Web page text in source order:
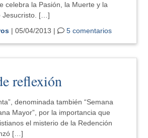
celebra la Pasión, la Muerte y la
Jesucristo. […]
| 05/04/2013 | 5 comentarios
reflexión
denominada también “Semana
Mayor”, por la importancia que
el misterio de la Redención
[…]